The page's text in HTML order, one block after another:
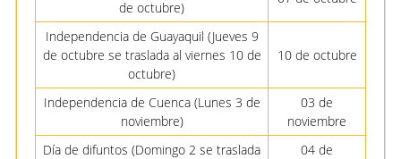
de octubre)
Independencia de Guayaquil (Jueves 9
de octubre se traslada al viernes 10 de
octubre)
10 de octubre
Independencia de Cuenca (Lunes 3 de
noviembre)
03 de
noviembre
Día de difuntos (Domingo 2 se traslada
04 de